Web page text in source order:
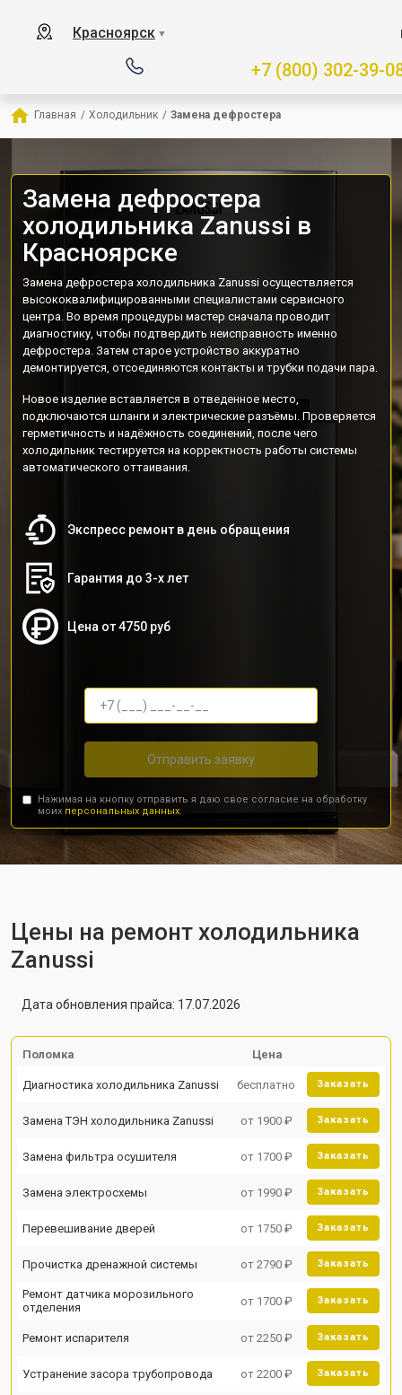
Красноярск ▼
+7 (800) 302-39-
Главная / Холодильник / Замена дефростера
Замена дефростера
холодильника Zanussi в
Красноярске
Замена дефростера холодильника Zanussi осуществляется
высококвалифицированными специалистами сервисного
центра. Во время процедуры мастер сначала проводит
диагностику, чтобы подтвердить неисправность именно
дефростера. Затем старое устройство аккуратно
демонтируется, отсоединяются контакты и трубки подачи пара.
Новое изделие вставляется в отведенное место,
подключаются шланги и электрические разъёмы. Проверяется
герметичность и надёжность соединений, после чего
холодильник тестируется на корректность работы системы
автоматического оттаивания.
Экспресс ремонт в день обращения
Гарантия до 3-х лет
Цена от 4750 руб
Отправить заявку
Нажимая на кнопку отправить я даю свое согласие на обработку
моих персональных данных.
Цены на ремонт холодильника
Zanussi
Дата обновления прайса: 17.07.2026
Поломка Цена
Диагностика холодильника Zanussi бесплатно Заказать
Замена ТЭН холодильника Zanussi от 1900 ₽ Заказать
Замена фильтра осушителя от 1700 ₽ Заказать
Замена электросхемы от 1990 ₽ Заказать
Перевешивание дверей от 1750 ₽ Заказать
Прочистка дренажной системы от 2790 ₽ Заказать
Ремонт датчика морозильного
отделения
от 1700 ₽ Заказать
Ремонт испарителя от 2250 ₽ Заказать
Устранение засора трубопровода от 2200 ₽ Заказать